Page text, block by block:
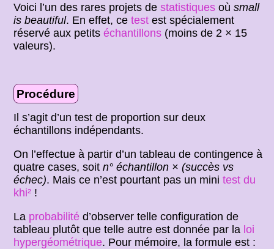
Voici l’un des rares projets destatistiques oùsmall
is beautiful. En effet, cetest est spécialement
réservé aux petitséchantillons (moins de 2 × 15
valeurs).
Procédure
Il s’agit d’un test de proportion sur deux
échantillons indépendants.
On l’effectue à partir d’un tableau de contingence à
quatre cases, soitn° échantillon × (succès vs
échec). Mais ce n’est pourtant pas un minitest du
khi² !
La probabilité d’observer telle configuration de
tableau plutôt que telle autre est donnée par la loi
hypergéométrique. Pour mémoire, la formule est :